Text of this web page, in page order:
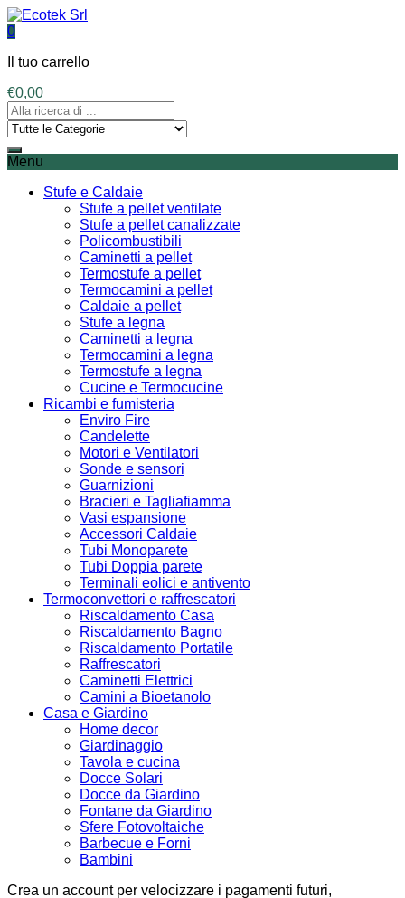
0
Il tuo carrello
€0,00
Menu
Stufe e Caldaie
Stufe a pellet ventilate
Stufe a pellet canalizzate
Policombustibili
Caminetti a pellet
Termostufe a pellet
Termocamini a pellet
Caldaie a pellet
Stufe a legna
Caminetti a legna
Termocamini a legna
Termostufe a legna
Cucine e Termocucine
Ricambi e fumisteria
Enviro Fire
Candelette
Motori e Ventilatori
Sonde e sensori
Guarnizioni
Bracieri e Tagliafiamma
Vasi espansione
Accessori Caldaie
Tubi Monoparete
Tubi Doppia parete
Terminali eolici e antivento
Termoconvettori e raffrescatori
Riscaldamento Casa
Riscaldamento Bagno
Riscaldamento Portatile
Raffrescatori
Caminetti Elettrici
Camini a Bioetanolo
Casa e Giardino
Home decor
Giardinaggio
Tavola e cucina
Docce Solari
Docce da Giardino
Fontane da Giardino
Sfere Fotovoltaiche
Barbecue e Forni
Bambini
Crea un account per velocizzare i pagamenti futuri,